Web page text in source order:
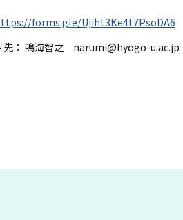
forms.gle/Ujiht3Ke4t7PsoDA6
先： 鳴海智之 narumi@hyogo-u.ac.jp